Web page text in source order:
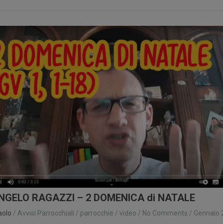
RAGAZZI – 2 DOMENICA di NATALE
/ Avvisi Parrocchiali / parrocchie / video / No Comments / Gennaio